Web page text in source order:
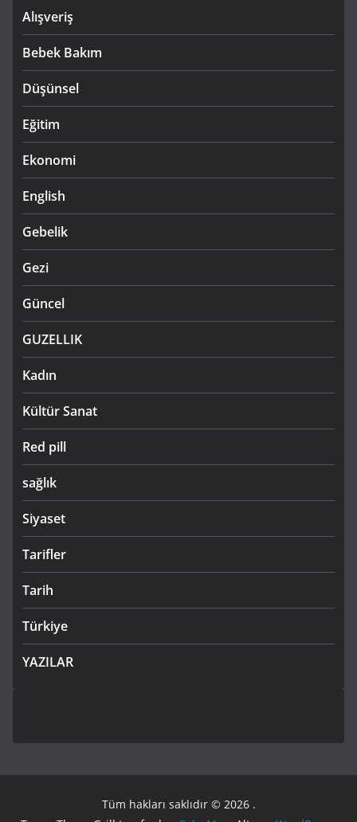
Alışveriş
Bebek Bakım
Düşünsel
Eğitim
Ekonomi
English
Gebelik
Gezi
Güncel
GUZELLIK
Kadın
Kültür Sanat
Red pill
sağlık
Siyaset
Tarifler
Tarih
Türkiye
YAZILAR
Tüm hakları saklıdır © 2026 .